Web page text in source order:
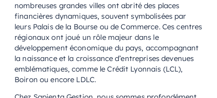
nombreuses grandes villes ont abrité des places
financières dynamiques, souvent symbolisées par
leurs Palais de la Bourse ou de Commerce. Ces centres
régionaux ont joué un rôle majeur dans le
développement économique du pays, accompagnant
la naissance et la croissance d’entreprises devenues
emblématiques, comme le Crédit Lyonnais (LCL),
Boiron ou encore LDLC.